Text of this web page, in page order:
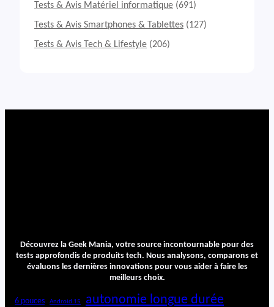
p
h
n
o
e
Tests & Avis Matériel informatique (691)
Tests & Avis Smartphones & Tablettes (127)
Tests & Avis Tech & Lifestyle (206)
Découvrez la Geek Mania, votre source incontournable pour des
tests approfondis de produits tech. Nous analysons, comparons et
évaluons les dernières innovations pour vous aider à faire les
meilleurs choix.
6 pouces Android 15 autonomie longue durée